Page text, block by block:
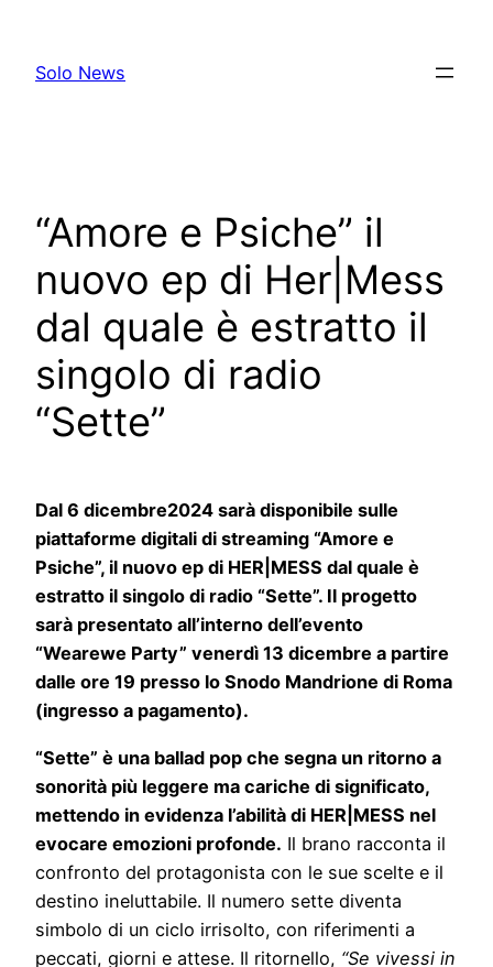
content
Solo News
“Amore e Psiche” il
nuovo ep di Her|Mess
dal quale è estratto il
singolo di radio
“Sette”
Dal 6 dicembre2024 sarà disponibile sulle
piattaforme digitali di streaming “Amore e
Psiche”, il nuovo ep di HER|MESS dal quale è
estratto il singolo di radio “Sette”. Il progetto
sarà presentato all’interno dell’evento
“Wearewe Party” venerdì 13 dicembre a partire
dalle ore 19 presso lo Snodo Mandrione di Roma
(ingresso a pagamento).
“Sette” è una ballad pop che segna un ritorno a
sonorità più leggere ma cariche di significato,
mettendo in evidenza l’abilità di HER|MESS nel
evocare emozioni profonde. Il brano racconta il
confronto del protagonista con le sue scelte e il
destino ineluttabile. Il numero sette diventa
simbolo di un ciclo irrisolto, con riferimenti a
peccati, giorni e attese. Il ritornello, “Se vivessi in